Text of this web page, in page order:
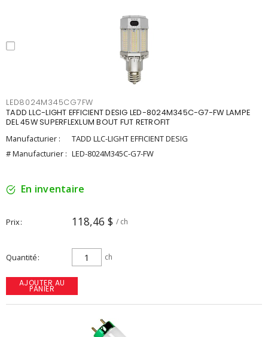
LED8024M345CG7FW
TADD LLC-LIGHT EFFICIENT DESIG LED-8024M345C-G7-FW LAMPE
DEL 45W SUPERFLEXLUM BOUT FUT RETROFIT
Manufacturier :
TADD LLC-LIGHT EFFICIENT DESIG
# Manufacturier : LED-8024M345C-G7-FW
En inventaire
Prix 118,46 $ / ch
Quantité ch
AJOUTER AU
PANIER